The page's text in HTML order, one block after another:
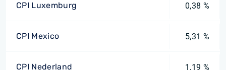
CPI Luxemburg 0,38 %
CPI Mexico 5,31 %
CPI Nederland 1,19 %